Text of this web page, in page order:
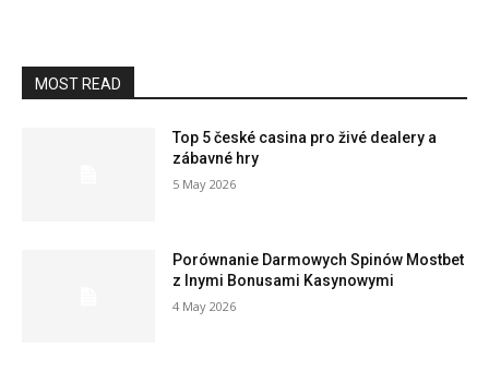
MOST READ
Top 5 české casina pro živé dealery a
zábavné hry
5 May 2026
Porównanie Darmowych Spinów Mostbet
z Inymi Bonusami Kasynowymi
4 May 2026